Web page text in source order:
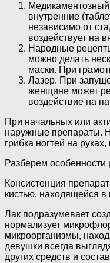
внутренние
независимо от
воздействует на
Народные
можно делать
маски. При
Лазер. При
женщине может
воздействие на
При начальных или
наружные препараты.
грибка ногтей на
Разберем особенности
Консистенция
кистью, находящейся в
Лак подразумевает
нормализует
микроорганизмы,
девушки всегда
других средств и